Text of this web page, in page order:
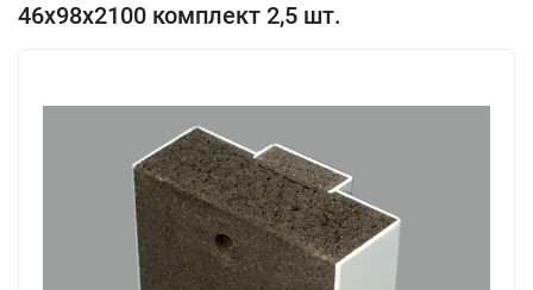
46х98х2100 комплект 2,5 шт.